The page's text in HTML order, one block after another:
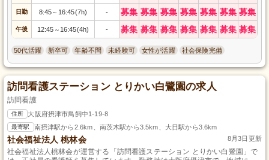
日勤 8:45～ 16:45(7h) - 募集 募集 募集 募集 募集 募集 募集
午後 12:45 ～ 16:45(4h) - 募集 募集 募集 募集 募集 募集 募集
50代活躍 新卒可 年齢不問 未経験可 女性が活躍 社会保険完備
訪問看護ステーション とりかい白鷺園の求人
訪問看護
住所 大阪府摂津市鳥飼中1-19-8
最寄駅 南摂津駅から2.6km、南茨木駅から3.5km、大日駅から3.6km
社会福祉法人 桃林会 8月3日更新
社会福祉法人桃林会が運営する「訪問看護ステーション とりかい白鷺園」で